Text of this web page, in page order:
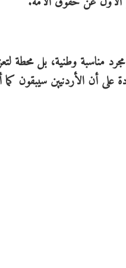
مناسبة وطنية، بل محطة
على أن الأردنيين سيبقون